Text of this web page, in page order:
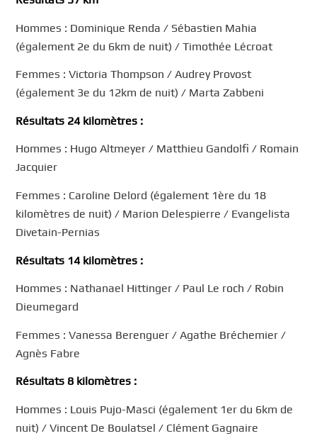
Hommes : Dominique Renda / Sébastien Mahia
(également 2e du 6km de nuit) / Timothée Lécroat
Femmes : Victoria Thompson / Audrey Provost
(également 3e du 12km de nuit) / Marta Zabbeni
Résultats 24 kilomètres :
Hommes : Hugo Altmeyer / Matthieu Gandolfi / Romain
Jacquier
Femmes : Caroline Delord (également 1ère du 18
kilomètres de nuit) / Marion Delespierre / Evangelista
Divetain-Pernias
Résultats 14 kilomètres :
Hommes : Nathanael Hittinger / Paul Le roch / Robin
Dieumegard
Femmes : Vanessa Berenguer / Agathe Bréchemier /
Agnès Fabre
Résultats 8 kilomètres :
Hommes : Louis Pujo-Masci (également 1er du 6km de
nuit) / Vincent De Boulatsel / Clément Gagnaire